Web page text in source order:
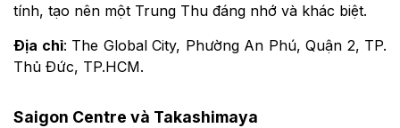
tính, tạo nên một Trung Thu đáng nhớ và khác biệt.
Địa chỉ: The Global City, Phường An Phú, Quận 2, TP.
Thủ Đức, TP.HCM.
Saigon Centre và Takashimaya